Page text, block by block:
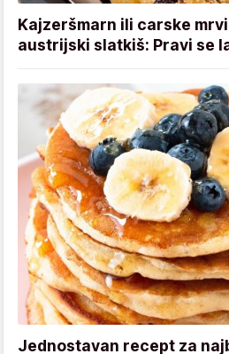
Kajzeršmarn ili carske
austrijski slatkiš: Pravi se
Jednostavan recept za